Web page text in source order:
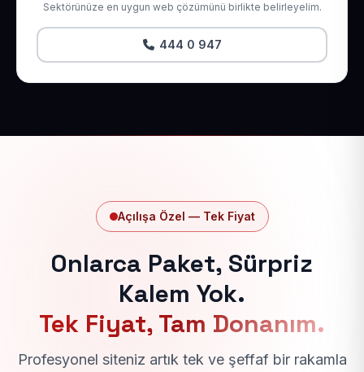
Sektörünüze en uygun web çözümünü birlikte belirleyelim.
444 0 947
Açılışa Özel — Tek Fiyat
Onlarca Paket, Sürpriz
Kalem Yok.
Tek Fiyat, Tam Donanım.
Profesyonel siteniz artık tek ve şeffaf bir rakamla